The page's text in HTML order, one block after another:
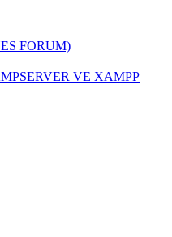
FORUM)
VE XAMPP